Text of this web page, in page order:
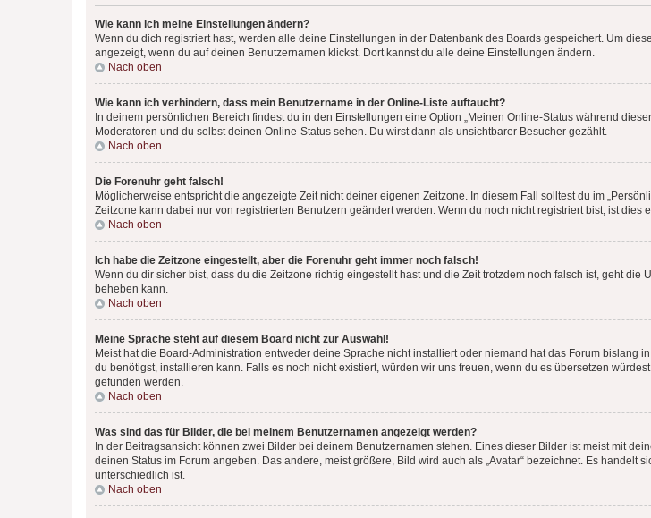
Wie kann ich meine Einstellungen ändern?
Wenn du dich registriert hast, werden alle deine Einstellungen in der Datenbank des Boards gespeichert. Um
angezeigt, wenn du auf deinen Benutzernamen klickst. Dort kannst du alle deine Einstellungen ändern.
Nach oben
Wie kann ich verhindern, dass mein Benutzername in der Online-Liste auftaucht?
In deinem persönlichen Bereich findest du in den Einstellungen eine Option „Meinen Online-Status während
Moderatoren und du selbst deinen Online-Status sehen. Du wirst dann als unsichtbarer Besucher gezählt.
Nach oben
Die Forenuhr geht falsch!
Möglicherweise entspricht die angezeigte Zeit nicht deiner eigenen Zeitzone. In diesem Fall solltest du im
Zeitzone kann dabei nur von registrierten Benutzern geändert werden. Wenn du noch nicht registriert bist, ist dies
Nach oben
Ich habe die Zeitzone eingestellt, aber die Forenuhr geht immer noch falsch!
Wenn du dir sicher bist, dass du die Zeitzone richtig eingestellt hast und die Zeit trotzdem noch falsch ist, geht
beheben kann.
Nach oben
Meine Sprache steht auf diesem Board nicht zur Auswahl!
Meist hat die Board-Administration entweder deine Sprache nicht installiert oder niemand hat das Forum bislang
du benötigst, installieren kann. Falls es noch nicht existiert, würden wir uns freuen, wenn du es übersetzen
gefunden werden.
Nach oben
Was sind das für Bilder, die bei meinem Benutzernamen angezeigt werden?
In der Beitragsansicht können zwei Bilder bei deinem Benutzernamen stehen. Eines dieser Bilder ist meist mit
deinen Status im Forum angeben. Das andere, meist größere, Bild wird auch als „Avatar“ bezeichnet. Es
unterschiedlich ist.
Nach oben